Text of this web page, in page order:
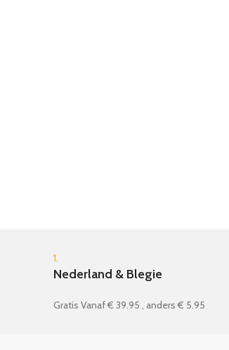
1.
Nederland & Blegie
Gratis Vanaf € 39.95 , anders € 5.95